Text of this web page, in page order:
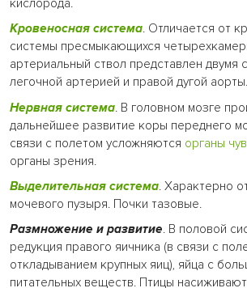
кислорода.
Кровеносная система. Отличается от
системы пресмыкающихся
артериальный ствол представлен двумя
легочной артерией и правой дугой аорты.
Нервная система. В головном мозге
дальнейшее развитие коры переднего
связи с полетом усложняются органы
органы зрения.
Выделительная система. Характерно
мочевого пузыря. Почки тазовые.
Размножение и развитие. В половой
редукция правого яичника (в связи с
откладыванием крупных яиц), яйца с
питательных веществ. Птицы насиживают